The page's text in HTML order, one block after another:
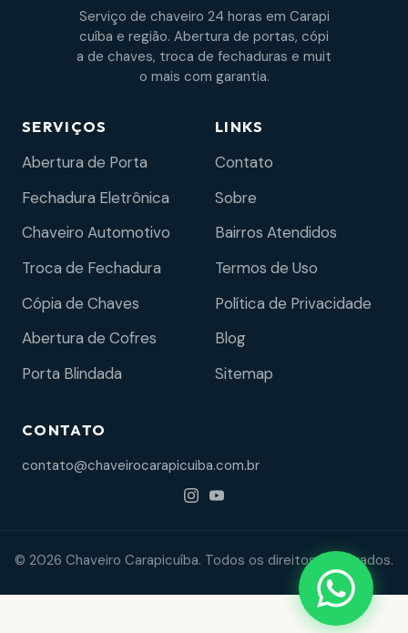
Serviço de chaveiro 24 horas em Carapi
cuíba e região. Abertura de portas, cópi
a de chaves, troca de fechaduras e muit
o mais com garantia.
SERVIÇOS
Abertura de Porta
Fechadura Eletrônica
Chaveiro Automotivo
Troca de Fechadura
Cópia de Chaves
Abertura de Cofres
Porta Blindada
LINKS
Contato
Sobre
Bairros Atendidos
Termos de Uso
Política de Privacidade
Blog
Sitemap
CONTATO
contato@chaveirocarapicuiba.com.br
© 2026 Chaveiro Carapicuíba. Todos os direitos reservados.